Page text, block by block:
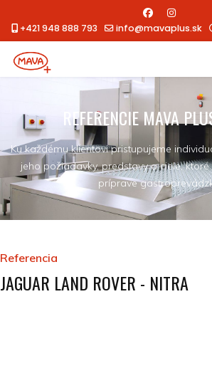
+421 948 888 793 info@mavaplus.sk
REFERENCIE MAVA
Ku každému klientovi pristupujeme
jeho požiadavky, predstavy a ciele,
príprave
Referencia
JAGUAR LAND ROVER - NITRA